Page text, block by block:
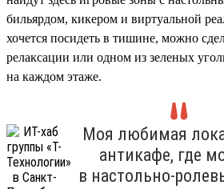
бильярдом, кикером и виртуальной
хочется посидеть в тишине, можно
релаксации или одном из зеленых
на каждом этаже.
Моя любимая
антикафе, где
в настольно-